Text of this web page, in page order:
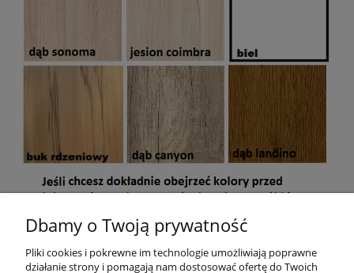
Mebel jest przeznaczony do samodzielnego montażu. W paczce
sprzedaży (paragon lub na życzenie faktura VAT).
Dbamy o Twoją prywatność
Pliki cookies i pokrewne im technologie umożliwiają poprawne
działanie strony i pomagają nam dostosować ofertę do Twoich